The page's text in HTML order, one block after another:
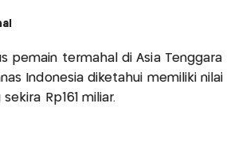
pemain termahal di Asia Tenggara
Indonesia diketahui memiliki nilai
Rp161 miliar.